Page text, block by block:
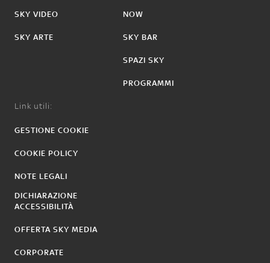
SKY VIDEO
SKY ARTE
NOW
SKY BAR
SPAZI SKY
PROGRAMMI
Link utili:
GESTIONE COOKIE
COOKIE POLICY
NOTE LEGALI
DICHIARAZIONE
ACCESSIBILITÀ
OFFERTA SKY MEDIA
CORPORATE